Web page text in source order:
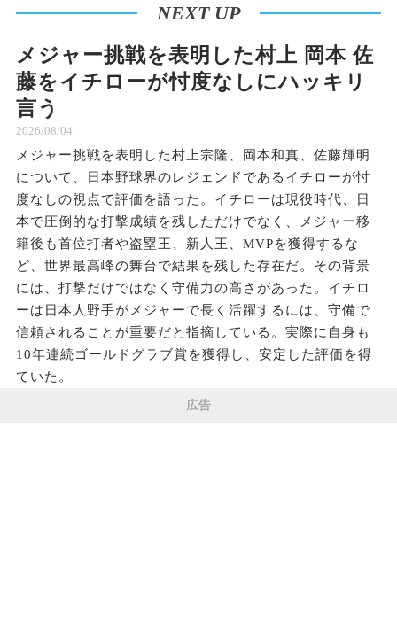
NEXT UP
メジャー挑戦を表明した村上 岡本 佐
藤をイチローが忖度なしにハッキリ
言う
2026/08/04
メジャー挑戦を表明した村上宗隆、岡本和真、佐藤輝明
について、日本野球界のレジェンドであるイチローが忖
度なしの視点で評価を語った。イチローは現役時代、日
本で圧倒的な打撃成績を残しただけでなく、メジャー移
籍後も首位打者や盗塁王、新人王、MVPを獲得するな
ど、世界最高峰の舞台で結果を残した存在だ。その背景
には、打撃だけではなく守備力の高さがあった。イチロ
ーは日本人野手がメジャーで長く活躍するには、守備で
信頼されることが重要だと指摘している。実際に自身も
10年連続ゴールドグラブ賞を獲得し、安定した評価を得
ていた。
広告